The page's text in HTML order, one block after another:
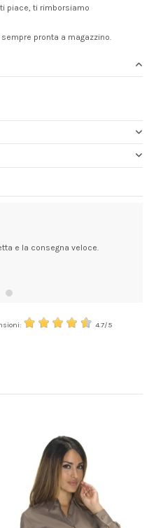
piace, ti rimborsiamo
pronta a magazzino.
e la consegna veloce.
4.7/5